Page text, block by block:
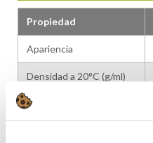
Propiedad
Apariencia
Densidad a 20°C (g/ml)
pH del producto puro